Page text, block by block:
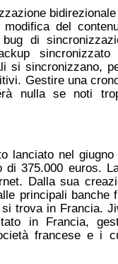
del
di
sincronizzato
si sincronizzano,
Gestire una
nulla se noti
lanciato nel giugno
di 375.000 euros.
Dalla sua
principali banche
trova in Francia.
in Francia,
francese e i